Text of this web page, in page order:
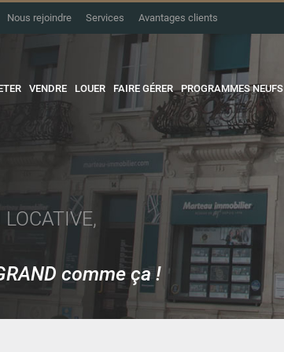
Nous rejoindre Services Avantages clients
VENDRE LOUER FAIRE GÉRER PROGRAMMES NEUFS
comme ça !